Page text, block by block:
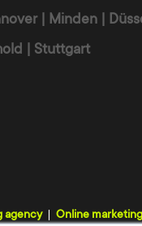
| Minden |
| Stuttgart
agency Online